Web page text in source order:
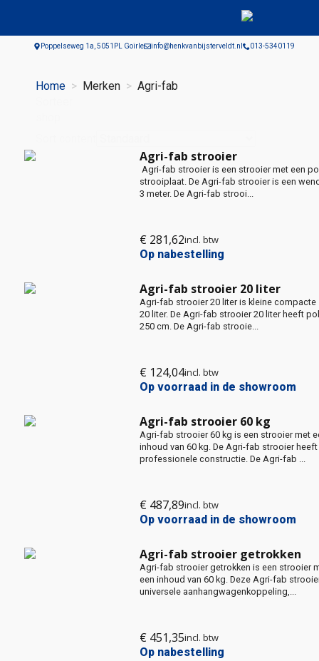
Poppelseweg 1a, 5051PL Goirle info@henkvanbijsterveldt.nl 013-5340119
Home Merken
Agri-fab
Agri-fab strooier
Agri-fab strooier is een strooier met een
strooiplaat. De Agri-fab strooier is een
3 meter. De Agri-fab strooi...
€ 281,62incl. btw
Op nabestelling
Agri-fab strooier 20 liter
Agri-fab strooier 20 liter is kleine
20 liter. De Agri-fab strooier 20 liter heeft
250 cm. De Agri-fab strooie...
€ 124,04incl. btw
Op voorraad in de showroom
Agri-fab strooier 60 kg
Agri-fab strooier 60 kg is een strooier met
inhoud van 60 kg. De Agri-fab strooier
professionele constructie. De Agri-fab ...
€ 487,89incl. btw
Op voorraad in de showroom
Agri-fab strooier getrokken
Agri-fab strooier getrokken is een strooier
een inhoud van 60 kg. Deze Agri-fab
universele aanhangwagenkoppeling,...
€ 451,35incl. btw
Op nabestelling